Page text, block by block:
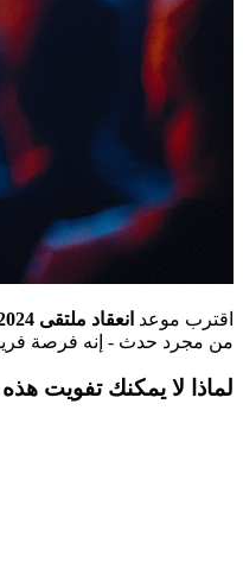
اقترب موعد انعقاد ملتقى Conversion Conf Confup 2024
من مجرد حدث - إنه فرصة
لماذا لا يمكنك تفويت هذه